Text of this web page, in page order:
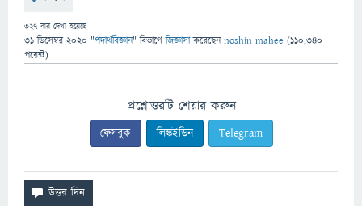
327 বার দেখা হয়েছে
31 ডিসেম্বর 2020 "পদার্থবিজ্ঞান" বিভাগে জিজ্ঞাসাকরেছেনnoshin mahee (110,340
পয়েন্ট)
প্রশ্নোত্তরটি শেয়ার করুন
ফেসবুক লিঙ্কইডিন Telegram